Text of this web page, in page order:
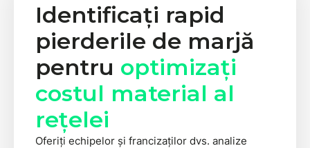
Identificați rapid
pierderile de marjă
pentru optimizați
costul material al
rețelei
Oferiți echipelor și francizaților dvs. analize